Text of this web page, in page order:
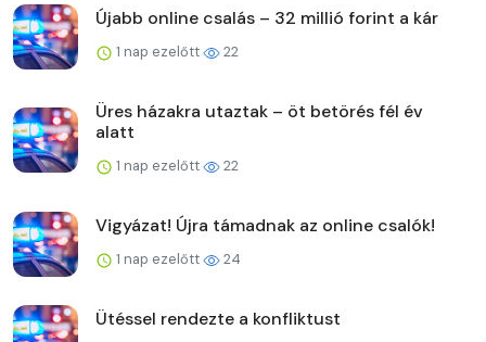
Újabb online csalás – 32 millió forint a kár
1 nap ezelőtt 22
Üres házakra utaztak – öt betörés fél év
alatt
1 nap ezelőtt 22
Vigyázat! Újra támadnak az online csalók!
1 nap ezelőtt 24
Ütéssel rendezte a konfliktust